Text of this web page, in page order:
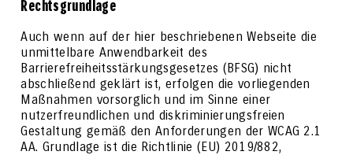
Rechtsgrundlage
Auch wenn auf der hier beschriebenen Webseite die
unmittelbare Anwendbarkeit des
Barrierefreiheitsstärkungsgesetzes (BFSG) nicht
abschließend geklärt ist, erfolgen die vorliegenden
Maßnahmen vorsorglich und im Sinne einer
nutzerfreundlichen und diskriminierungsfreien
Gestaltung gemäß den Anforderungen der WCAG 2.1
AA. Grundlage ist die Richtlinie (EU) 2019/882,